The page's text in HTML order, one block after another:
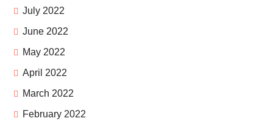
July 2022
June 2022
May 2022
April 2022
March 2022
February 2022